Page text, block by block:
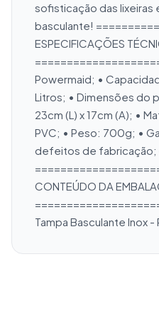
sofisticação das lixeiras
basculante!
ESPECIFICAÇÕES
Powermaid; •
Litros; • Dimensões do
23cm (L) x 17cm (A); •
PVC; • Peso: 700g; •
defeitos de fabricação;
CONTEÚDO DA
Tampa Basculante Inox